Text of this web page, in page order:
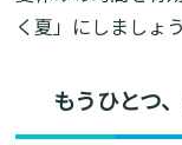
く夏」にしましょ
もうひとつ